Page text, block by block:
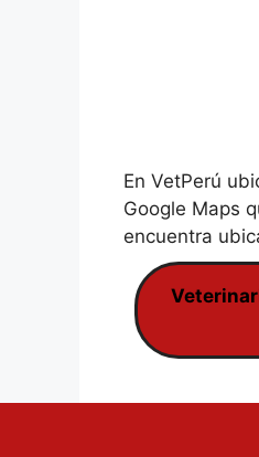
En VetPerú
Google Maps
encuentra